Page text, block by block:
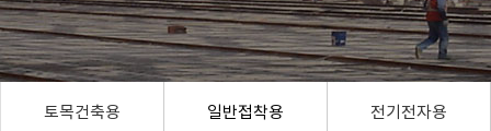
토목건축용 일반접착용 전기전자용